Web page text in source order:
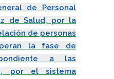
de Personal
de Salud, por la
de personas
la fase de
a las
por el sistema